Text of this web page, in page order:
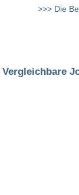
>>> Die
Vergleichbare